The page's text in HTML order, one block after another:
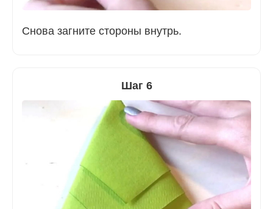
Снова загните стороны внутрь.
Шаг 6